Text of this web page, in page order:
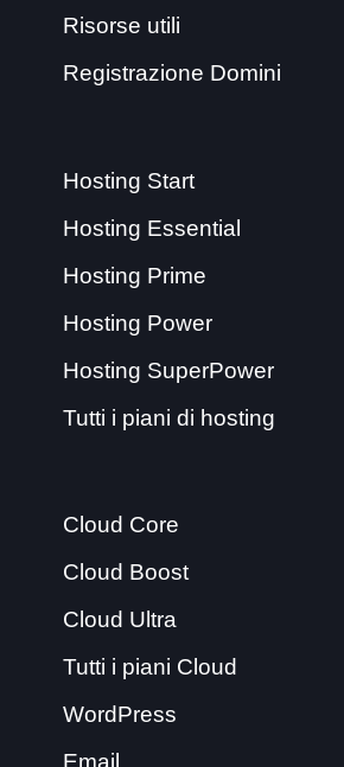
Risorse utili
Registrazione Domini
Hosting Start
Hosting Essential
Hosting Prime
Hosting Power
Hosting SuperPower
Tutti i piani di hosting
Cloud Core
Cloud Boost
Cloud Ultra
Tutti i piani Cloud
WordPress
Email